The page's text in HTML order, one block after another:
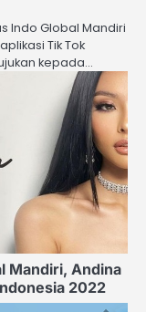
Indo Global Mandiri
Tik Tok
kepada…
Mandiri, Andina
2022